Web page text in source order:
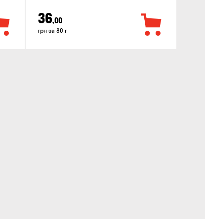
36,00
грн за 80 г